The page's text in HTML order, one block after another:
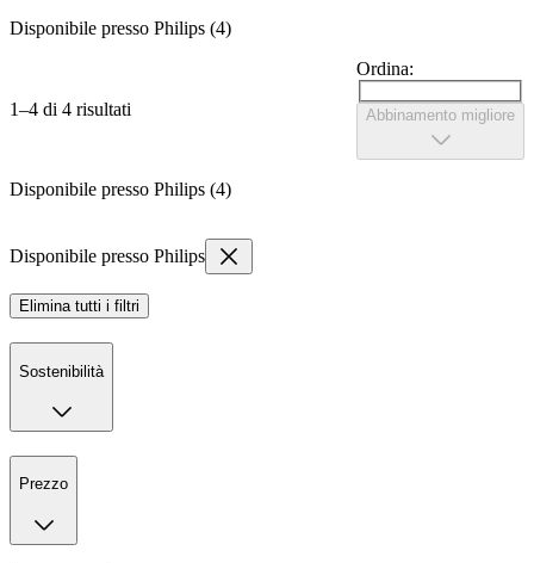
Disponibile presso Philips (4)
1–4 di 4 risultati
Ordina:
Abbinamento migliore
Disponibile presso Philips (4)
Disponibile presso Philips
Elimina tutti i filtri
Sostenibilità
Prezzo